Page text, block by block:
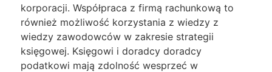
korporacji. Współpraca z firmą rachunkową to
również możliwość korzystania z wiedzy z
wiedzy zawodowców w zakresie strategii
księgowej. Księgowi i doradcy doradcy
podatkowi mają zdolność wesprzeć w